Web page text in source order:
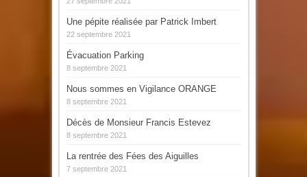
Une pépite réalisée par Patrick Imbert
22 septembre 2021
Évacuation Parking
8 septembre 2021
Nous sommes en Vigilance ORANGE
8 septembre 2021
Décès de Monsieur Francis Estevez
8 septembre 2021
La rentrée des Fées des Aiguilles
7 septembre 2021